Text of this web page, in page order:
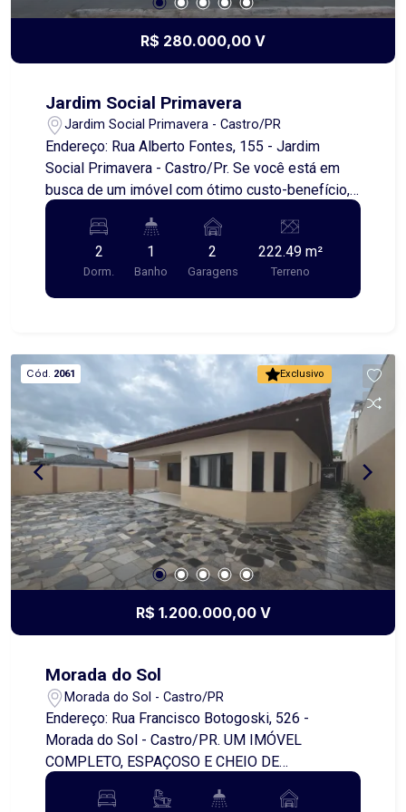
R$ 280.000,00 V
Jardim Social Primavera
Jardim Social Primavera - Castro/PR
Endereço: Rua Alberto Fontes, 155 - Jardim
Social Primavera - Castro/Pr. Se você está em
busca de um imóvel com ótimo custo-benefício,
essa é uma excelente oportunidade! A casa é
muito bem cuidada, reformada e com um visual
agradável, pronta para morar. Conta com 2
quartos, ambientes bem distribuídos e
aconchegantes, ideal para quem busca conforto
tamanho, com espaço para até 2 carros ? perfeita
para momentos de lazer com família e amigos.
Além disso, o imóvel possui uma edícula nos
fundos, um diferencial importante que amplia as
possibilidades de uso: ideal para famílias
maiores, receber visitas com mais privacidade ou
até mesmo para quem busca duas moradias no
mesmo terreno. Uma excelente opção tanto para
moradia quanto para investimento! Agende uma
visita e venha conhecer de perto!
2
Dorm.
1
Banho
2
Garagens
222.49 m²
Terreno
Exclusivo
Cód. 2061
R$ 1.200.000,00 V
Morada do Sol
Morada do Sol - Castro/PR
Endereço: Rua Francisco Botogoski, 526 -
Morada do Sol - Castro/PR. UM IMÓVEL
COMPLETO, ESPAÇOSO E CHEIO DE
POSSIBILIDADES! Se você busca espaço,
conforto e funcionalidade em um só lugar, este